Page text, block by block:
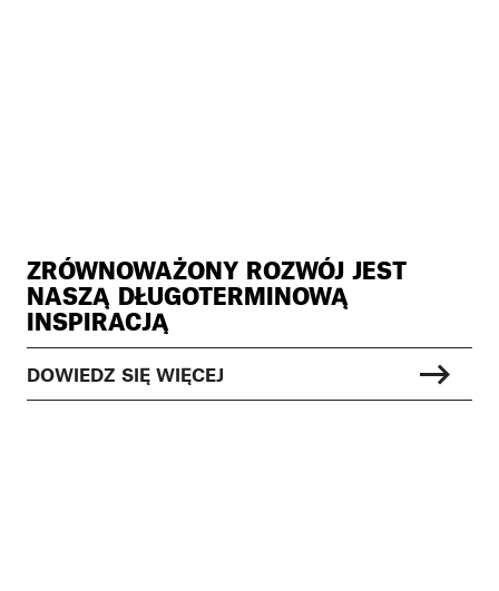
ZRÓWNOWAŻONY ROZWÓJ JEST
NASZĄ DŁUGOTERMINOWĄ
INSPIRACJĄ
DOWIEDZ SIĘ WIĘCEJ